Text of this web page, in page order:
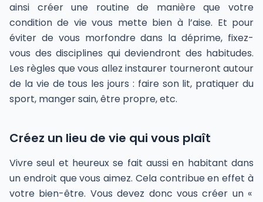
ainsi créer une routine de manière que votre
condition de vie vous mette bien à l’aise. Et pour
éviter de vous morfondre dans la déprime, fixez-
vous des disciplines qui deviendront des habitudes.
Les règles que vous allez instaurer tourneront autour
de la vie de tous les jours : faire son lit, pratiquer du
sport, manger sain, être propre, etc.
Créez un lieu de vie qui vous plaît
Vivre seul et heureux se fait aussi en habitant dans
un endroit que vous aimez. Cela contribue en effet à
votre bien-être. Vous devez donc vous créer un «